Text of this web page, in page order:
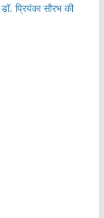
प्रियंका सौरभ की